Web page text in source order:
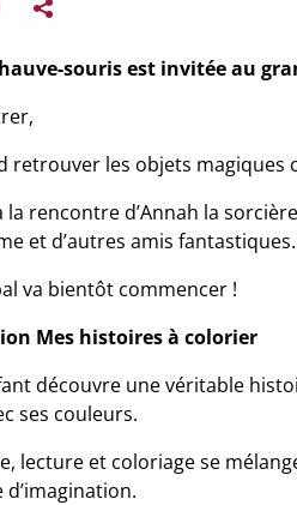
souris est invitée au
retrouver les objets magiques
la rencontre d’Annah la
et d’autres amis fantastiques.
va bientôt commencer !
Mes histoires à colorier
découvre une véritable
ses couleurs.
lecture et coloriage se